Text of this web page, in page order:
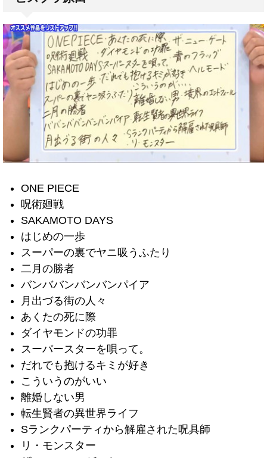
ONE PIECE
呪術廻戦
SAKAMOTO DAYS
はじめの一歩
スーパーの裏でヤニ吸うふたり
二月の勝者
バンババンバンバンパイア
月出づる街の人々
あくたの死に際
ダイヤモンドの功罪
スーパースターを唄って。
だれでも抱けるキミが好き
こういうのがいい
離婚しない男
転生賢者の異世界ライフ
Sランクパーティから解雇された呪具師
リ・モンスター